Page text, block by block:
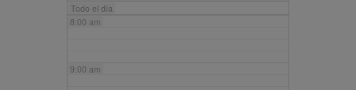
Todo el día
8:00 am
9:00 am